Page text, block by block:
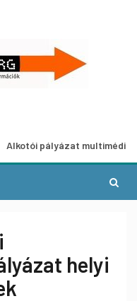
multimédia-kiállításhoz
helyi